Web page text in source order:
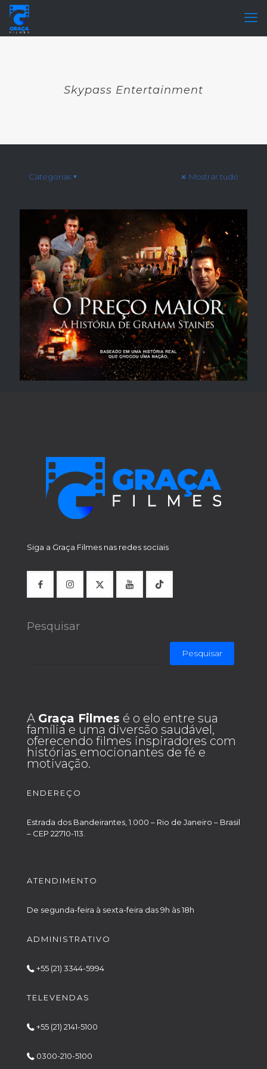
Skypass Entertainment
Categorias Mostrar tudo
Siga a Graça Filmes nas redes sociais
Pesquisar
Pesquisar
A Graça Filmes é o elo entre sua
família e uma diversão saudável,
oferecendo filmes inspiradores com
histórias emocionantes de fé e
motivação.
ENDEREÇO
Estrada dos Bandeirantes, 1.000 – Rio de Janeiro – Brasil
– CEP 22710-113.
ATENDIMENTO
De segunda-feira à sexta-feira das 9h às 18h
ADMINISTRATIVO
+55 (21) 3344-5994
TELEVENDAS
+55 (21) 2141-5100
0300-210-5100